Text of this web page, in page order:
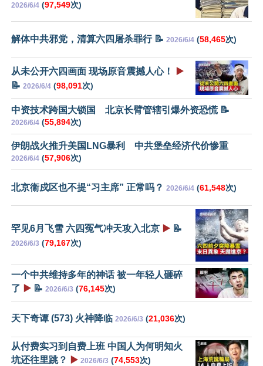
2026/6/4 (97,549次)
解体中共邪党，清算六四屠杀罪行 📝 2026/6/4 (58,465次)
从未公开六四画面 现场原音震撼人心！
▶️
📝 2026/6/4 (98,091次)
中资技术跨国大锁国 北京长臂管辖引爆外资恐慌 📝
2026/6/4 (55,894次)
伊朗战火推升美国LNG暴利 中共堡垒经济代价惨重
2026/6/4 (57,906次)
北京衞戍区也不提“习主席” 正常吗？ 2026/6/4 (61,548次)
罕见6月飞雪 六四冤气冲天攻入北京 ▶️ 📝
2026/6/3 (79,167次)
一个中共维持多年的神话 被一年轻人砸碎
了 ▶️ 📝 2026/6/3 (76,145次)
天下奇谭 (573) 火神降临 2026/6/3 (21,036次)
从付费实习到自费上班 中国人为何明知火
坑还往里跳？
▶️ 2026/6/3 (74,553次)